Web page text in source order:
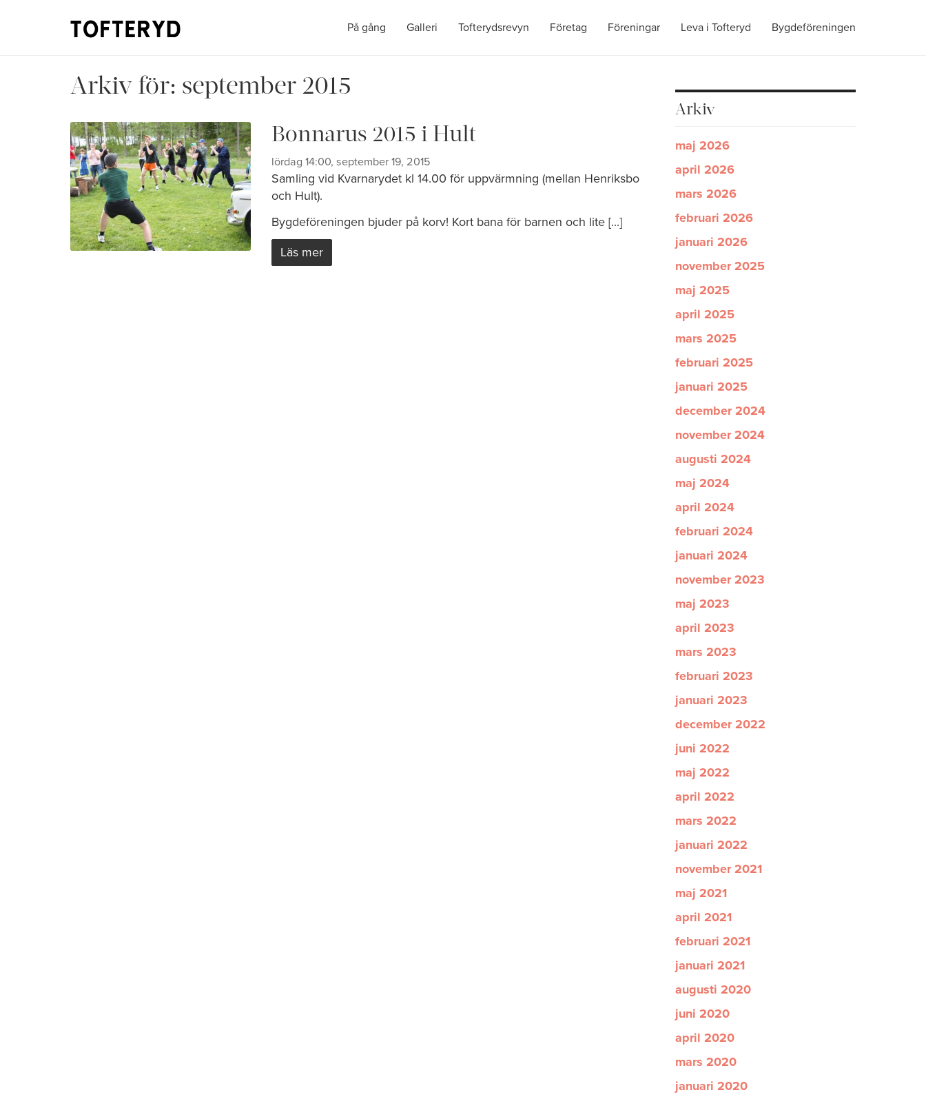
På gång Galleri Tofterydsrevyn Företag Föreningar Leva i Tofteryd Bygdeföreningen
Arkiv för: september 2015
Bonnarus 2015 i Hult
lördag 14:00, september 19, 2015
Samling vid Kvarnarydet kl 14.00 för uppvärmning (mellan Henriksbo
och Hult).
Bygdeföreningen bjuder på korv! Kort bana för barnen och lite [...]
Läs mer
Arkiv
maj 2026
april 2026
mars 2026
februari 2026
januari 2026
november 2025
maj 2025
april 2025
mars 2025
februari 2025
januari 2025
december 2024
november 2024
augusti 2024
maj 2024
april 2024
februari 2024
januari 2024
november 2023
maj 2023
april 2023
mars 2023
februari 2023
januari 2023
december 2022
juni 2022
maj 2022
april 2022
mars 2022
januari 2022
november 2021
maj 2021
april 2021
februari 2021
januari 2021
augusti 2020
juni 2020
april 2020
mars 2020
januari 2020